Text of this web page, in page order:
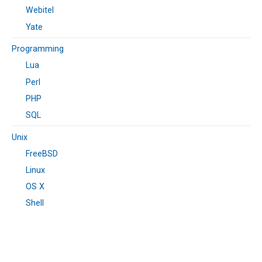
Webitel
Yate
Programming
Lua
Perl
PHP
SQL
Unix
FreeBSD
Linux
OS X
Shell